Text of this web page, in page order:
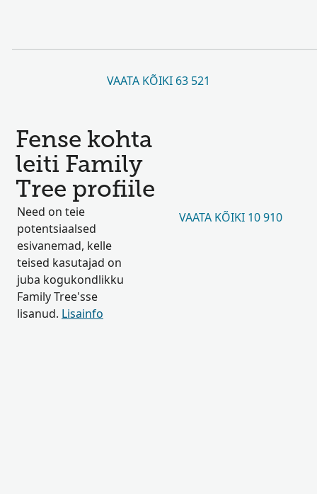
VAATA KÕIKI 63 521
Fense kohta
leiti Family
Tree profiile
Need on teie
potentsiaalsed
esivanemad, kelle
teised kasutajad on
juba kogukondlikku
Family Tree'sse
lisanud. Lisainfo
VAATA KÕIKI 10 910